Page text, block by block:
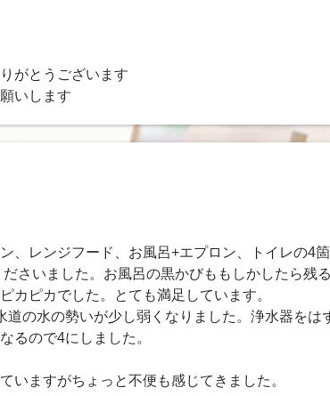
がとうございます
いします
、レンジフード、お風呂+エプロン、トイレの4
さいました。お風呂の黒かびももしかしたら残
カピカでした。とても満足しています。
の水の勢いが少し弱くなりました。浄水器を
るので4にしました。
いますがちょっと不便も感じてきました。